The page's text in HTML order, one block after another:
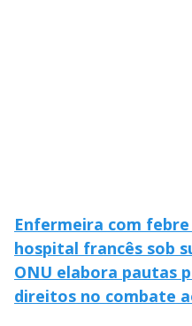
Enfermeira com
hospital francês sob
ONU elabora pautas
direitos no combate